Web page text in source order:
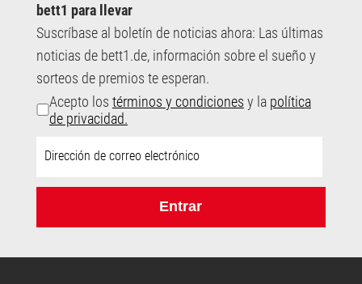
bett1 para llevar
Suscríbase al boletín de noticias ahora: Las últimas
noticias de bett1.de, información sobre el sueño y
sorteos de premios te esperan.
Acepto los términos y condiciones y la política
de privacidad.
de
electrónico:
Entrar